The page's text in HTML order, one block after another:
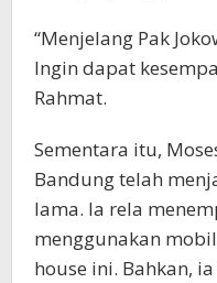
“Menjelang Pak
Ingin dapat
Rahmat.
Sementara itu,
Bandung telah
lama. Ia rela
menggunakan
house ini. Bahkan,